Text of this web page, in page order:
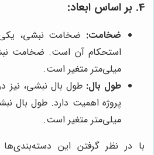
4. بر اساس ابعاد:
ضخامت: ضخامت نبشی، یکی
میلی‌متر متغیر است.
طول بال: طول بال نبشی، نیز
میلی‌متر متغیر است.
با در نظر گرفتن این